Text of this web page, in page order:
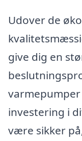
Udover de
give dig en
investering i
være sikker